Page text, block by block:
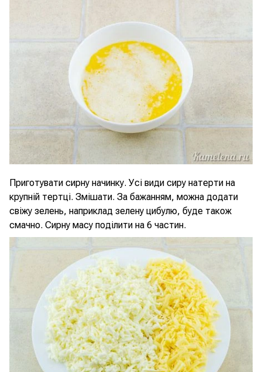
Приготувати сирну начинку. Усі види сиру натерти на
крупній тертці. Змішати. За бажанням, можна додати
свіжу зелень, наприклад зелену цибулю, буде також
смачно. Сирну масу поділити на 6 частин.